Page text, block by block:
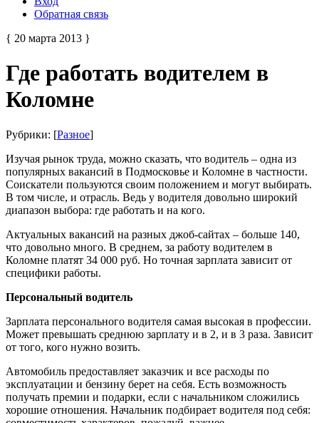
Обратная связь
{ 20 марта 2013 }
Где работать водителем в
Коломне
Рубрики: [Разное]
Изучая рынок труда, можно сказать, что водитель – одна из
популярных вакансий в Подмосковье и Коломне в частности.
Соискатели пользуются своим положением и могут выбирать.
В том числе, и отрасль. Ведь у водителя довольно широкий
диапазон выбора: где работать и на кого.
Актуальных вакансий на разных джоб-сайтах – больше 140,
что довольно много. В среднем, за работу водителем в
Коломне платят 34 000 руб. Но точная зарплата зависит от
специфики работы.
Персональный водитель
Зарплата персонального водителя самая высокая в профессии.
Может превышать среднюю зарплату и в 2, и в 3 раза. Зависит
от того, кого нужно возить.
Автомобиль предоставляет заказчик и все расходы по
эксплуатации и бензину берет на себя. Есть возможность
получать премии и подарки, если с начальником сложились
хорошие отношения. Начальник подбирает водителя под себя: